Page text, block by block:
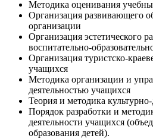
Методика оценивания
Организация развивающего
организации
Организация эстетического
воспитательно-
Организация туристско-
учащихся
Методика организации и
деятельностью учащихся
Теория и методика
Порядок разработки и
деятельности учащихся
образования детей).